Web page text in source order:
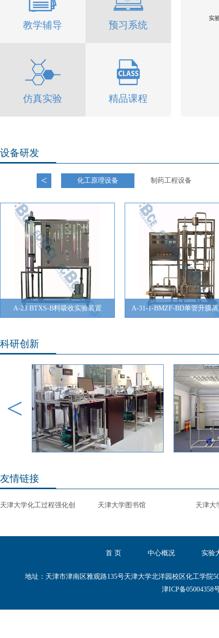
教学辅导 预习系统
仿真实验 精品课程
实
设备研发
化工原理设备 制药工程设备
<
A-23 BTXS-B料吸收实验装置 A-31-1-BMZF-BD单管升膜
科研创新
<
友情链接
天津大学化工过程强化创 天津大学图书馆 天津大
首 页 中心概况 实验
地址：天津市津南区雅观路135号天津大学北洋园校区化工学院
津ICP备05004358